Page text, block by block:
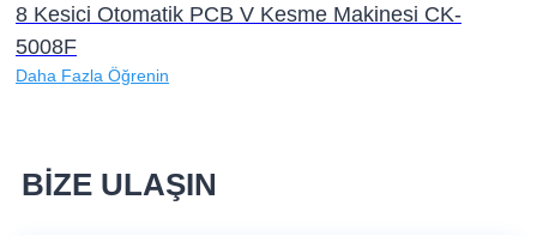
8 Kesici Otomatik PCB V Kesme Makinesi CK-
5008F
Daha Fazla Öğrenin
BİZE ULAŞIN